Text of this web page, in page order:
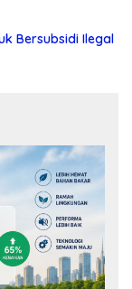
Bersubsidi Ilegal